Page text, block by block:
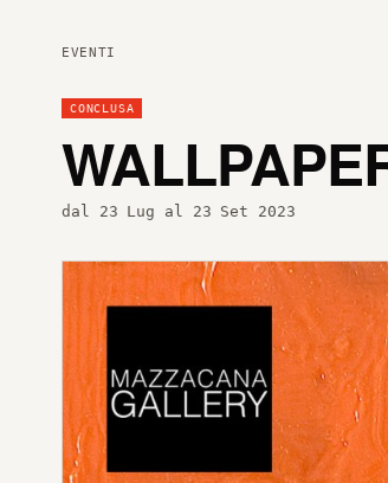
EVENTI
CONCLUSA
dal 23 Lug al 23 Set 2023